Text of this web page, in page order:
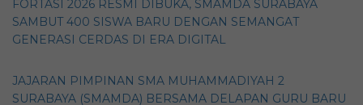
FORTASI 2026 RESMI DIBUKA, SMAMDA SURABAYA
SAMBUT 400 SISWA BARU DENGAN SEMANGAT
GENERASI CERDAS DI ERA DIGITAL
JAJARAN PIMPINAN SMA MUHAMMADIYAH 2
SURABAYA (SMAMDA) BERSAMA DELAPAN GURU BARU